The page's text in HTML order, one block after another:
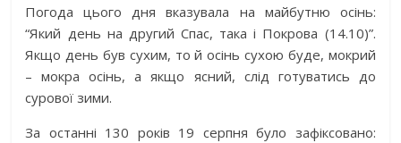
Погода цього дня вказувала на майбутню осінь:
“Який день на другий Спас, така і Покрова (14.10)”.
Якщо день був сухим, то й осінь сухою буде, мокрий
– мокра осінь, а якщо ясний, слід готуватись до
сурової зими.
За останні 130 років 19 серпня було зафіксовано: